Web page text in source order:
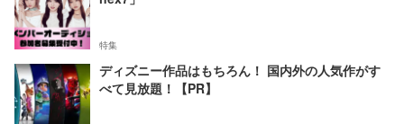
特集
ディズニー作品はもちろん！ 国内外の人気作がす
べて見放題！【PR】